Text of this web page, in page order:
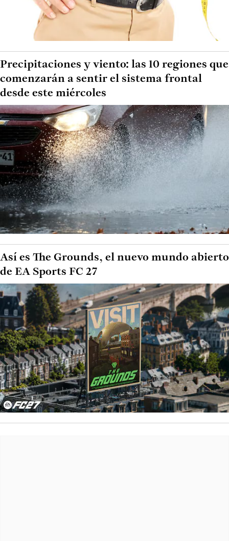
Precipitaciones y viento: las 10 regiones que
comenzarán a sentir el sistema frontal
desde este miércoles
Así es The Grounds, el nuevo mundo abierto
de EA Sports FC 27